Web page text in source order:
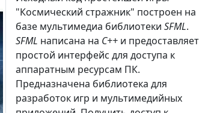
"Космический стражник" построен на
базе мультимедиа библиотеки SFML.
SFML написана на С++ и предоставляет
простой интерфейс для доступа к
аппаратным ресурсам ПК.
Предназначена библиотека для
разработок игр и мультимедийных